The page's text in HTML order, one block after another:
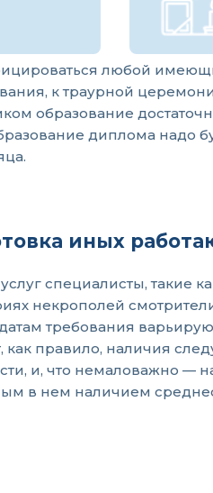
любой
к траурной
образование
диплома надо
иных
специалисты,
некрополей
требования
правило, наличия
и, что немаловажно —
в нем наличием